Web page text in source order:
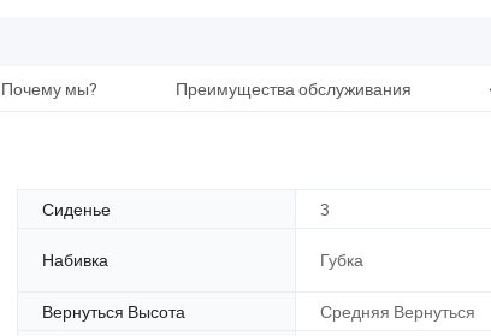
Почему мы? Преимущества обслуживания
Сиденье 3
Набивка Губка
Вернуться Высота
Средняя Вернуться